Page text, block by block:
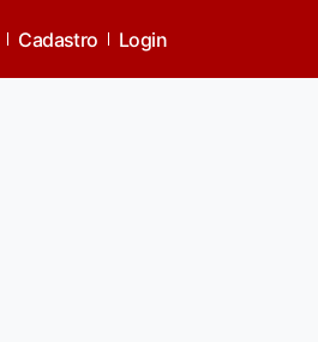
Cadastro Login